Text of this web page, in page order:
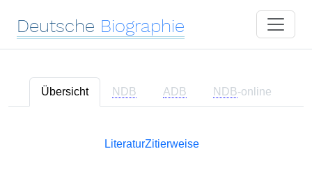
Deutsche Biographie
Übersicht NDB ADB NDB-online
LiteraturZitierweise